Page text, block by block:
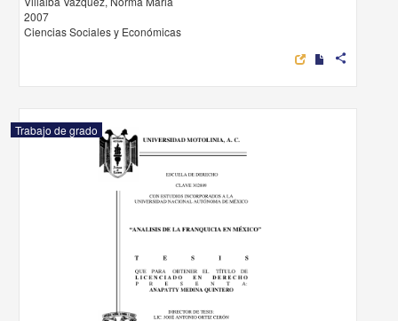
2007
Ciencias Sociales y Económicas
share
Trabajo de grado